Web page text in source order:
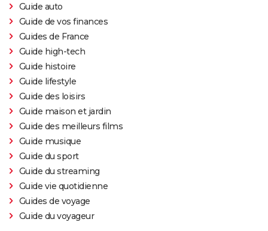
Guide auto
Guide de vos finances
Guides de France
Guide high-tech
Guide histoire
Guide lifestyle
Guide des loisirs
Guide maison et jardin
Guide des meilleurs films
Guide musique
Guide du sport
Guide du streaming
Guide vie quotidienne
Guides de voyage
Guide du voyageur